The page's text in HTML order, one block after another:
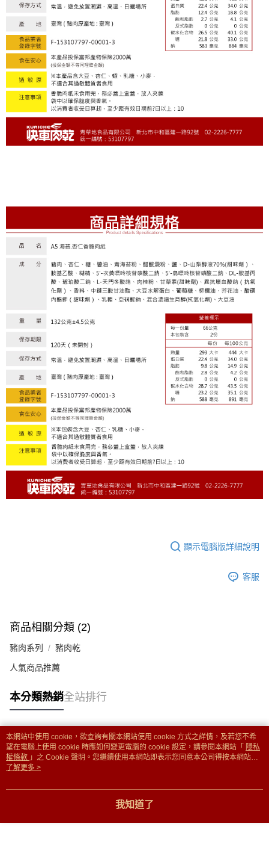
顯示電腦版詳細說明
客服
商品相關分類 (2)
豬肉系列 豬肉乾
人氣商品推薦
本分類熱銷全站排行
熱門標籤
本網站中使用 cookie，欲查詢有關本網站使用 cookie 方式之詳情，及若您不希
望在電腦上使用 cookie 時應如何變更電腦的 cookie 設定，請參閱本網站「 隱私
權條款 」之 Cookie 聲明。您繼續使用本網站即表示您同意本公司得按本網站使
用條款之 Cookie 聲明使用 cookie。
了解更多 >
我知道了